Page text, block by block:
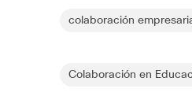
colaboración
Colaboración en